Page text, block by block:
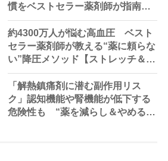
慣をベストセラー薬剤師が指南
【食事・入浴法】
約4300万人が悩む高血圧 ベスト
セラー薬剤師が教える“薬に頼らな
い”降圧メソッド【ストレッチ＆ツ
ボ押し】
「解熱鎮痛剤に潜む副作用リス
ク」認知機能や腎機能が低下する
危険性も “薬を減らし＆やめる”3